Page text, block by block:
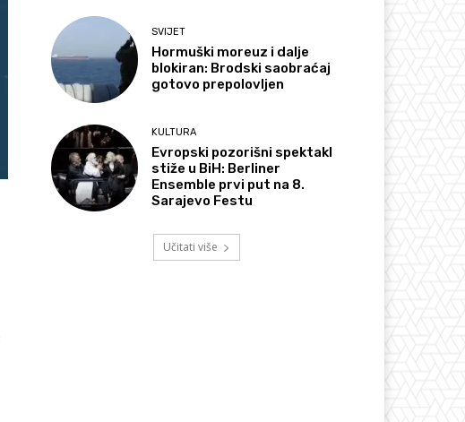
SVIJET
Hormuški moreuz i dalje
blokiran: Brodski saobraćaj
gotovo prepolovljen
KULTURA
Evropski pozorišni spektakl
stiže u BiH: Berliner
Ensemble prvi put na 8.
Sarajevo Festu
Učitati više